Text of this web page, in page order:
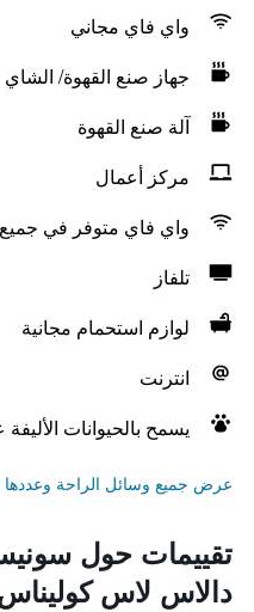
واي فاي مجاني
جهاز صنع القهوة/ الشاي
آلة صنع القهوة
مركز أعمال
واي فاي متوفر في
تلفاز
لوازم استحمام مجانية
انترنت
يسمح بالحيوانات
عرض جميع وسائل الراحة وعددها 75
تقييمات حول
دالاس لاس